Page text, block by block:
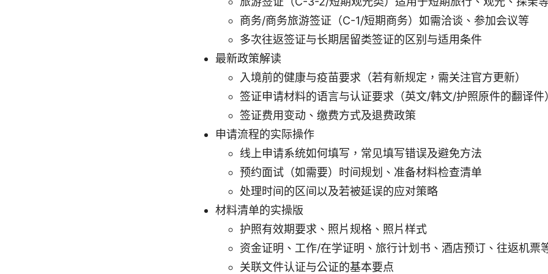
商务/商务旅游签证（C-1/短期商务）如需洽谈、参加会议等
多次往返签证与长期居留类签证的区别与适用条件
最新政策解读
入境前的健康与疫苗要求（若有新规定，需关注官方更新）
签证申请材料的语言与认证要求（英文/韩文/护照原件的翻译件
签证费用变动、缴费方式及退费政策
申请流程的实际操作
线上申请系统如何填写，常见填写错误及避免方法
预约面试（如需要）时间规划、准备材料检查清单
处理时间的区间以及若被延误的应对策略
材料清单的实操版
护照有效期要求、照片规格、照片样式
资金证明、工作/在学证明、旅行计划书、酒店预订、往返机票
关联文件认证与公证的基本要点